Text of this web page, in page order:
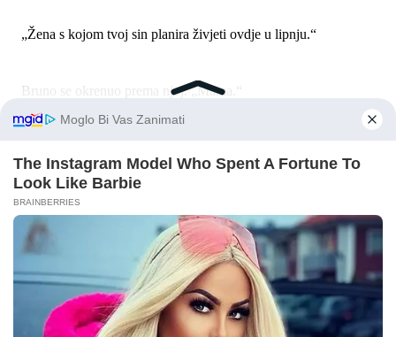
„Žena s kojom tvoj sin planira živjeti ovdje u lipnju.“
Bruno se okrenuo prema njoj. „Mama.“
Nasmijao sam se. „Hvala. To je bilo da.“
Gospođa Mireya se uspravila. „Slušaj, djevojčice, moj sin
zaslužuje mir. Oduvijek si bila hladna, lijena i teška. Ova kuća
izgleda dobro samo zato što Bruno plaća za pomoć.“